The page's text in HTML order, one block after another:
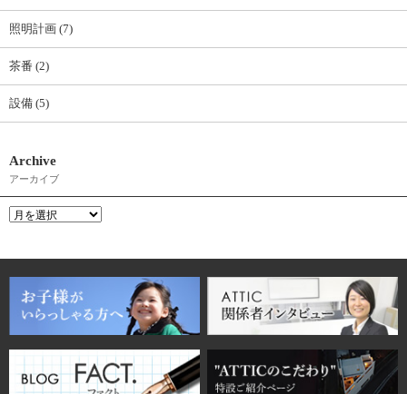
照明計画 (7)
茶番 (2)
設備 (5)
Archive
アーカイブ